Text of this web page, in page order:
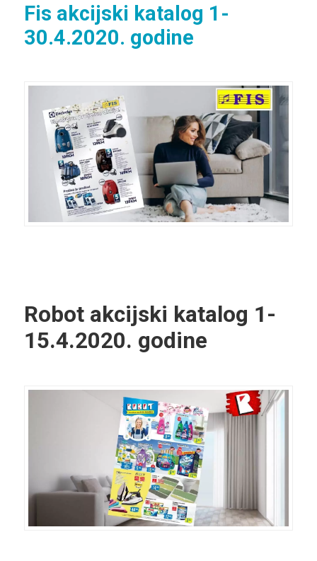
Fis akcijski katalog 1-
30.4.2020. godine
Robot akcijski katalog 1-
15.4.2020. godine